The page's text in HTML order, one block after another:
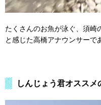
たくさんのお魚が泳ぐ、須崎
と感じた高橋アナウンサーで
しんじょう君オススメ